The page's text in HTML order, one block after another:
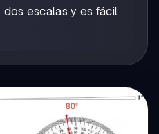
escalas y es fácil